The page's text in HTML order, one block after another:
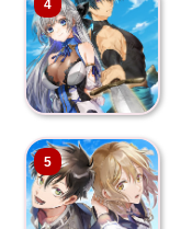
4
5